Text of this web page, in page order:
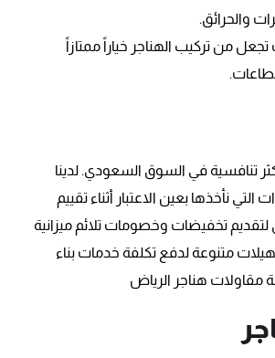
والحرائق.
من تركيب الهناجر خياراً ممتازاً
تنافسية في السوق السعودي. لدينا
نأخذها بعين الاعتبار أثناء تقييم
تخفيضات وخصومات تلائم ميزانية
متنوعة لدفع تكلفة خدمات بناء
مقاولات هناجر الرياض